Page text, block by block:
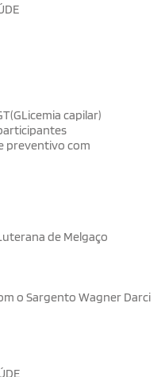
capilar)
preventivo com
de Melgaço
o Sargento Wagner Darci